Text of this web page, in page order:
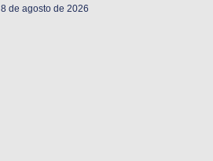
8 de agosto de 2026